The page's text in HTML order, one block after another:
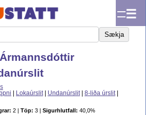
☰
Sækja
Lokaúrslit| Undanúrslit| 8-liða úrslit|
2 | Töp: 3 | Sigurhlutfall: 40,0%